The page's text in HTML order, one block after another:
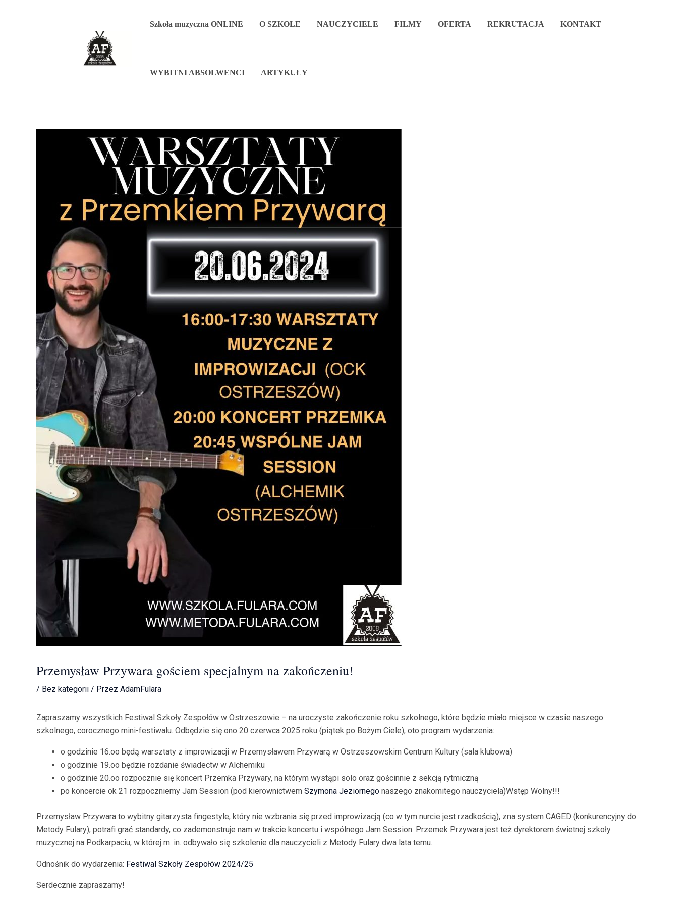
Szkoła muzyczna ONLINE O SZKOLE NAUCZYCIELE FILMY OFERTA REKRUTACJA KONTAKT
WYBITNI ABSOLWENCI ARTYKUŁY
Przemysław Przywara gościem specjalnym na zakończeniu!
/ Bez kategorii / Przez AdamFulara
Zapraszamy wszystkich Festiwal Szkoły Zespołów w Ostrzeszowie – na uroczyste zakończenie roku szkolnego, które będzie miało miejsce w czasie naszego
szkolnego, corocznego mini-festiwalu. Odbędzie się ono 20 czerwca 2025 roku (piątek po Bożym Ciele), oto program wydarzenia:
o godzinie 16.oo będą warsztaty z improwizacji w Przemysławem Przywarą w Ostrzeszowskim Centrum Kultury (sala klubowa)
o godzinie 19.oo będzie rozdanie świadectw w Alchemiku
o godzinie 20.oo rozpocznie się koncert Przemka Przywary, na którym wystąpi solo oraz gościnnie z sekcją rytmiczną
po koncercie ok 21 rozpoczniemy Jam Session (pod kierownictwem Szymona Jeziornego naszego znakomitego nauczyciela)Wstęp Wolny!!!
Przemysław Przywara to wybitny gitarzysta fingestyle, który nie wzbrania się przed improwizacją (co w tym nurcie jest rzadkością), zna system CAGED (konkurencyjny do
Metody Fulary), potrafi grać standardy, co zademonstruje nam w trakcie koncertu i wspólnego Jam Session. Przemek Przywara jest też dyrektorem świetnej szkoły
muzycznej na Podkarpaciu, w której m. in. odbywało się szkolenie dla nauczycieli z Metody Fulary dwa lata temu.
Odnośnik do wydarzenia: Festiwal Szkoły Zespołów 2024/25
Serdecznie zapraszamy!